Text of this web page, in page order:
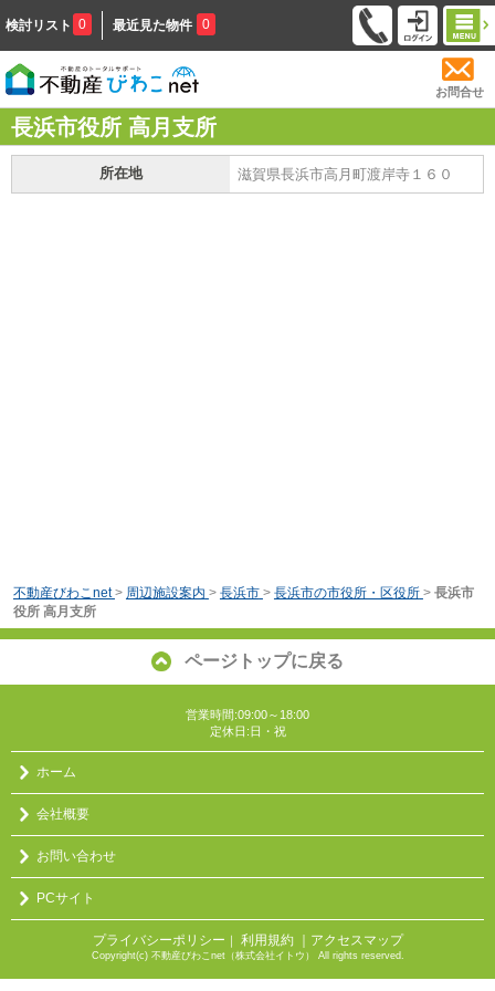
検討リスト 0 最近見た物件 0
お問合せ
長浜市役所 高月支所
所在地 滋賀県長浜市高月町渡岸寺１６０
不動産びわこnet > 周辺施設案内 > 長浜市 > 長浜市の市役所・区役所 > 長浜市
役所 高月支所
ページトップに戻る
営業時間:09:00～18:00
定休日:日・祝
ホーム
会社概要
お問い合わせ
PCサイト
プライバシーポリシー ｜ 利用規約 ｜アクセスマップ
Copyright(c) 不動産びわこnet（株式会社イトウ） All rights reserved.